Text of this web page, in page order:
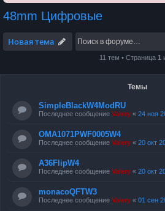
48mm Цифровые
Новая тема
11 тем • Страница 1
Темы
SimpleBlackW4ModRU
Последнее сообщение Valery « 24 ноя
OMA1071PWF0005W4
Последнее сообщение Valery « 20 окт
A36FlipW4
Последнее сообщение Valery « 20 окт
monacoQFTW3
Последнее сообщение Valery « 01 сен